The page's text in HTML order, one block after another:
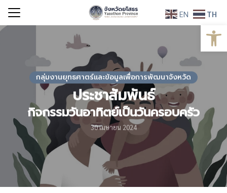
Skip
content
กลุ่มงานยุทธศาตร์และข้อมูลเพื่อการพัฒนาจังหวัด
ประชาสัมพันธ์
กิจกรรมวันอาทิตย์เป็นวันครอบครัว
30 เมษายน 2024
EN TH